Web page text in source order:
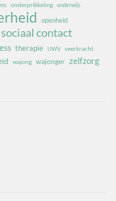
onderprikkeling onderwijs
openheid
sociaal contact
therapie UWV veerkracht
wajong wajonger zelfzorg